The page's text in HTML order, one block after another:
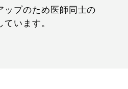
ップのため医師同士の
います。